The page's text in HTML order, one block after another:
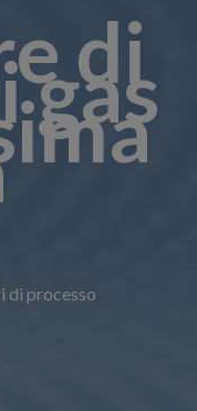
di
gas
di processo